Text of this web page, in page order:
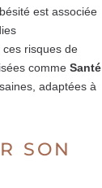
est associée
ces risques de
comme Santé
adaptées à
SON